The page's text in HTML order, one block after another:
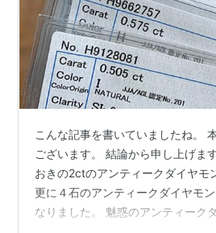
こんな記事を書いていましたね。
ございます。 結論から申し上げま
おきの2ctのアンティークダイヤモ
更に４石のアンティークダイヤモ
なりました。 魅惑のアンティーク